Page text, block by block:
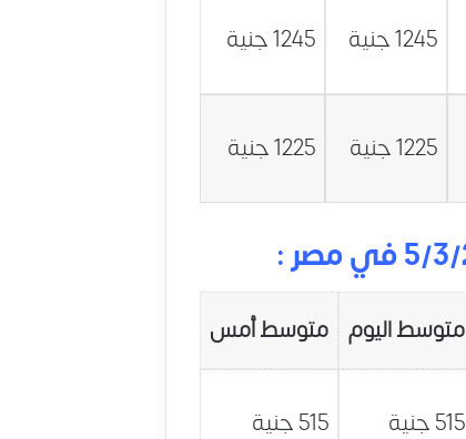
1245 جنية 1245 جنية
1225 جنية 1225 جنية
متوسط اليوم متوسط أمس
515 جنية 515 جنية